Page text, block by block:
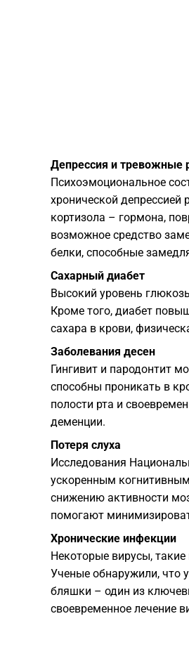
Депрессия и тревожные
Психоэмоциональное
хронической депрессией
кортизола – гормона,
возможное средство
белки, способные
Сахарный диабет
Высокий уровень
Кроме того, диабет
сахара в крови,
Заболевания десен
Гингивит и пародонтит
способны проникать в
полости рта и
деменции.
Потеря слуха
Исследования
ускоренным
снижению активности
помогают
Хронические инфекции
Некоторые вирусы,
Ученые обнаружили, что
бляшки – один из
своевременное лечение